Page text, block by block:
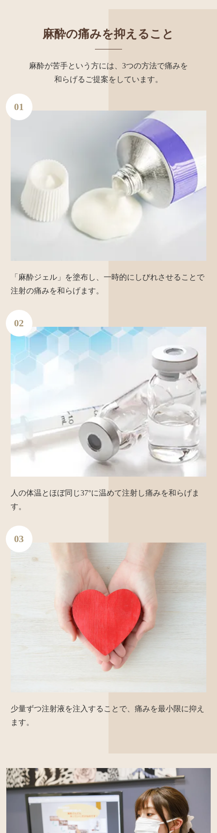
麻酔の痛みを抑えること
麻酔が苦手という方には、3つの方法で痛みを
和らげるご提案をしています。
01
「麻酔ジェル」を塗布し、一時的にしびれさせることで
注射の痛みを和らげます。
02
人の体温とほぼ同じ37°に温めて注射し痛みを和らげま
す。
03
少量ずつ注射液を注入することで、痛みを最小限に抑え
ます。